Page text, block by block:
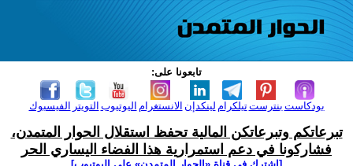
تابعونا على:
الفيسبوك التويتر اليوتيوب الانستغرام لينكدإن تيلكرامبنترست بودكاست
تبرعاتكم وتبرعاتكن المالية تحفظ استقلال الحوار المتمدن،
فشاركونا في دعم استمرارية هذا الفضاء اليساري الحر